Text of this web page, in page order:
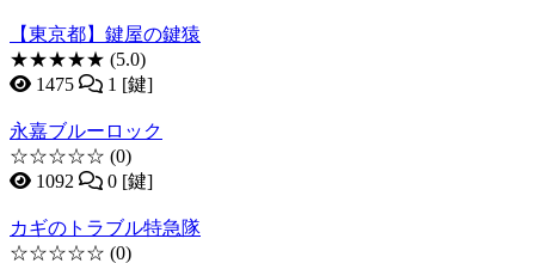
【東京都】鍵屋の鍵猿
★★★★★ (5.0)
1475
1 [鍵]
永嘉ブルーロック
☆☆☆☆☆ (0)
1092
0 [鍵]
カギのトラブル特急隊
☆☆☆☆☆ (0)